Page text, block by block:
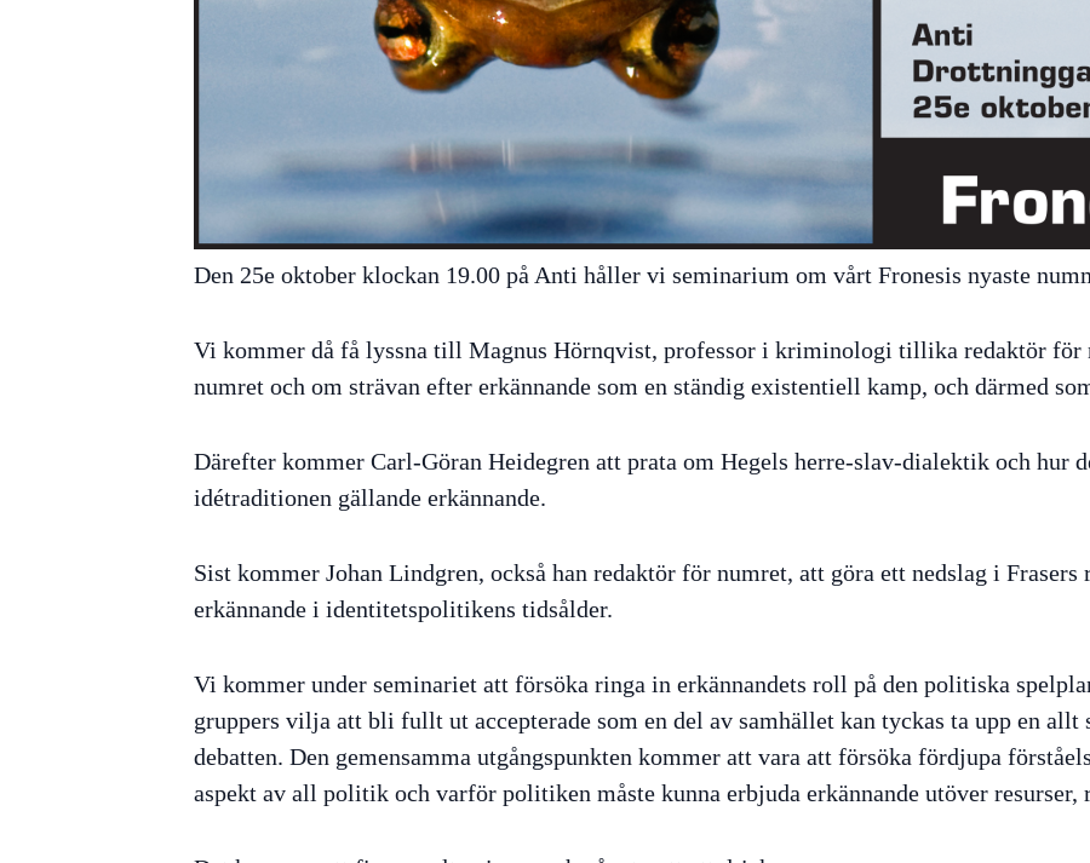
Den 25e oktober klockan 19.00 på Anti håller vi seminarium om vårt Fronesis nyaste
Vi kommer då få lyssna till Magnus Hörnqvist, professor i kriminologi tillika redaktör för
numret och om strävan efter erkännande som en ständig existentiell kamp, och därmed
Därefter kommer Carl-Göran Heidegren att prata om Hegels herre-slav-dialektik och hur
idétraditionen gällande erkännande.
Sist kommer Johan Lindgren, också han redaktör för numret, att göra ett nedslag i Frasers
erkännande i identitetspolitikens tidsålder.
Vi kommer under seminariet att försöka ringa in erkännandets roll på den politiska
gruppers vilja att bli fullt ut accepterade som en del av samhället kan tyckas ta upp en
debatten. Den gemensamma utgångspunkten kommer att vara att försöka fördjupa
aspekt av all politik och varför politiken måste kunna erbjuda erkännande utöver resurser,